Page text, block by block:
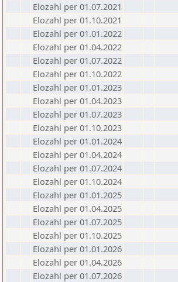
Elozahl per 01.07.2021
Elozahl per 01.10.2021
Elozahl per 01.01.2022
Elozahl per 01.04.2022
Elozahl per 01.07.2022
Elozahl per 01.10.2022
Elozahl per 01.01.2023
Elozahl per 01.04.2023
Elozahl per 01.07.2023
Elozahl per 01.10.2023
Elozahl per 01.01.2024
Elozahl per 01.04.2024
Elozahl per 01.07.2024
Elozahl per 01.10.2024
Elozahl per 01.01.2025
Elozahl per 01.04.2025
Elozahl per 01.07.2025
Elozahl per 01.10.2025
Elozahl per 01.01.2026
Elozahl per 01.04.2026
Elozahl per 01.07.2026